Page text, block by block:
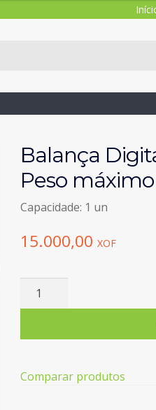
Balança
Peso
Capacidade: 1 un
15.000,00 XOF
Quantidade
Digital
Bbs-
Comparar produtos